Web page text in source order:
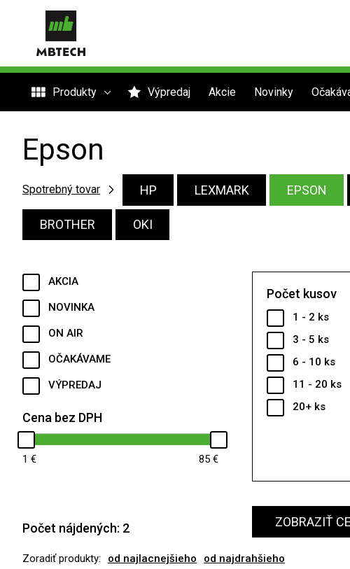
Produkty Výpredaj Akcie Novinky
Epson
Spotrebný tovar HP LEXMARK EPSON
BROTHER OKI
AKCIA
NOVINKA
ON AIR
OČAKÁVAME
VÝPREDAJ
Cena bez DPH
1 85
Počet nájdených: 2
Počet kusov
1 - 2 ks
3 - 5 ks
6 - 10 ks
11 - 20 ks
20+ ks
ZOBRAZIŤ
Zoradiť produkty: od najlacnejšieho od najdrahšieho